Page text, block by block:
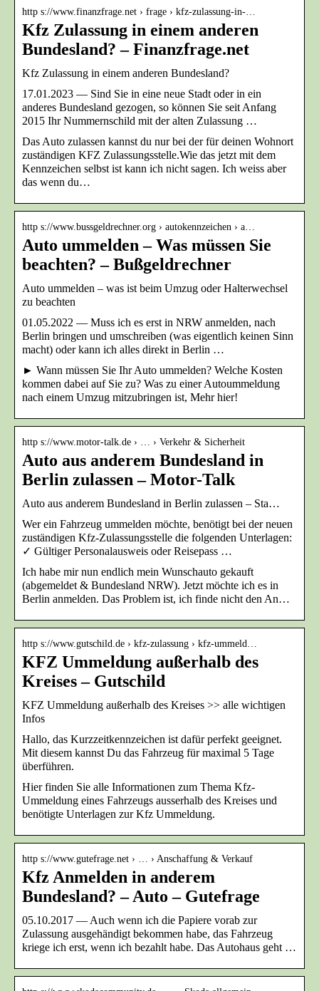
http s://www.finanzfrage.net › frage › kfz-zulassung-in-…
Kfz Zulassung in einem anderen
Bundesland? – Finanzfrage.net
Kfz Zulassung in einem anderen Bundesland?
17.01.2023 — Sind Sie in eine neue Stadt oder in ein
anderes Bundesland gezogen, so können Sie seit Anfang
2015 Ihr Nummernschild mit der alten Zulassung …
Das Auto zulassen kannst du nur bei der für deinen Wohnort
zuständigen KFZ Zulassungsstelle.Wie das jetzt mit dem
Kennzeichen selbst ist kann ich nicht sagen. Ich weiss aber
das wenn du…
http s://www.bussgeldrechner.org › autokennzeichen › a…
Auto ummelden – Was müssen Sie
beachten? – Bußgeldrechner
Auto ummelden – was ist beim Umzug oder Halterwechsel
zu beachten
01.05.2022 — Muss ich es erst in NRW anmelden, nach
Berlin bringen und umschreiben (was eigentlich keinen Sinn
macht) oder kann ich alles direkt in Berlin …
► Wann müssen Sie Ihr Auto ummelden? Welche Kosten
kommen dabei auf Sie zu? Was zu einer Autoummeldung
nach einem Umzug mitzubringen ist, Mehr hier!
http s://www.motor-talk.de › … › Verkehr & Sicherheit
Auto aus anderem Bundesland in
Berlin zulassen – Motor-Talk
Auto aus anderem Bundesland in Berlin zulassen – Sta…
Wer ein Fahrzeug ummelden möchte, benötigt bei der neuen
zuständigen Kfz-Zulassungsstelle die folgenden Unterlagen:
✓ Gültiger Personalausweis oder Reisepass …
Ich habe mir nun endlich mein Wunschauto gekauft
(abgemeldet & Bundesland NRW). Jetzt möchte ich es in
Berlin anmelden. Das Problem ist, ich finde nicht den An…
http s://www.gutschild.de › kfz-zulassung › kfz-ummeld…
KFZ Ummeldung außerhalb des
Kreises – Gutschild
KFZ Ummeldung außerhalb des Kreises >> alle wichtigen
Infos
Hallo, das Kurzzeitkennzeichen ist dafür perfekt geeignet.
Mit diesem kannst Du das Fahrzeug für maximal 5 Tage
überführen.
Hier finden Sie alle Informationen zum Thema Kfz-
Ummeldung eines Fahrzeugs ausserhalb des Kreises und
benötigte Unterlagen zur Kfz Ummeldung.
http s://www.gutefrage.net › … › Anschaffung & Verkauf
Kfz Anmelden in anderem
Bundesland? – Auto – Gutefrage
05.10.2017 — Auch wenn ich die Papiere vorab zur
Zulassung ausgehändigt bekommen habe, das Fahrzeug
kriege ich erst, wenn ich bezahlt habe. Das Autohaus geht …